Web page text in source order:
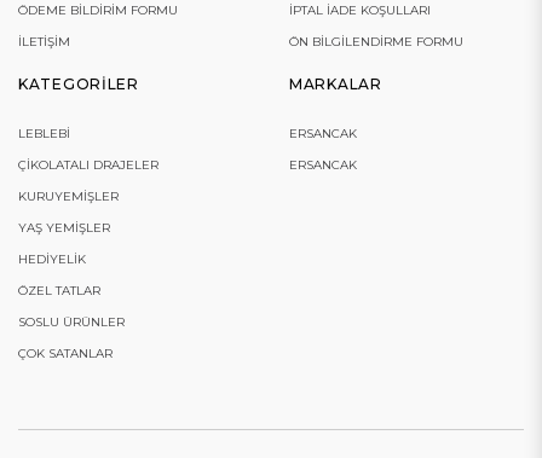
ÖDEME BILDIRIM FORMU
İLETIŞIM
İPTAL İADE KOŞULLARI
ÖN BILGILENDIRME FORMU
KATEGORILER
LEBLEBI
ÇIKOLATALI DRAJELER
KURUYEMIŞLER
YAŞ YEMIŞLER
HEDIYELIK
ÖZEL TATLAR
SOSLU ÜRÜNLER
ÇOK SATANLAR
MARKALAR
ERSANCAK
ERSANCAK